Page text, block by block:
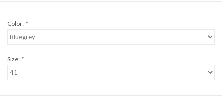
Color: *
Size: *